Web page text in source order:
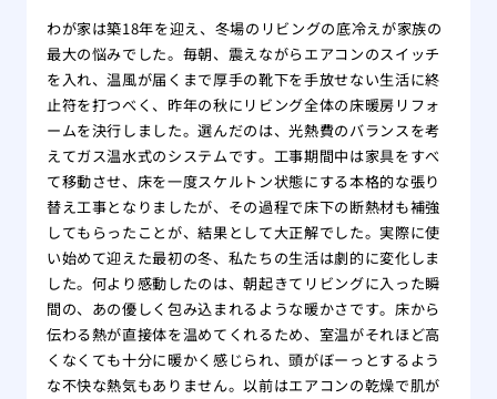
わが家は築18年を迎え、冬場のリビングの底冷えが家族の
最大の悩みでした。毎朝、震えながらエアコンのスイッチ
を入れ、温風が届くまで厚手の靴下を手放せない生活に終
止符を打つべく、昨年の秋にリビング全体の床暖房リフォ
ームを決行しました。選んだのは、光熱費のバランスを考
えてガス温水式のシステムです。工事期間中は家具をすべ
て移動させ、床を一度スケルトン状態にする本格的な張り
替え工事となりましたが、その過程で床下の断熱材も補強
してもらったことが、結果として大正解でした。実際に使
い始めて迎えた最初の冬、私たちの生活は劇的に変化しま
した。何より感動したのは、朝起きてリビングに入った瞬
間の、あの優しく包み込まれるような暖かさです。床から
伝わる熱が直接体を温めてくれるため、室温がそれほど高
くなくても十分に暖かく感じられ、頭がぼーっとするよう
な不快な熱気もありません。以前はエアコンの乾燥で肌が